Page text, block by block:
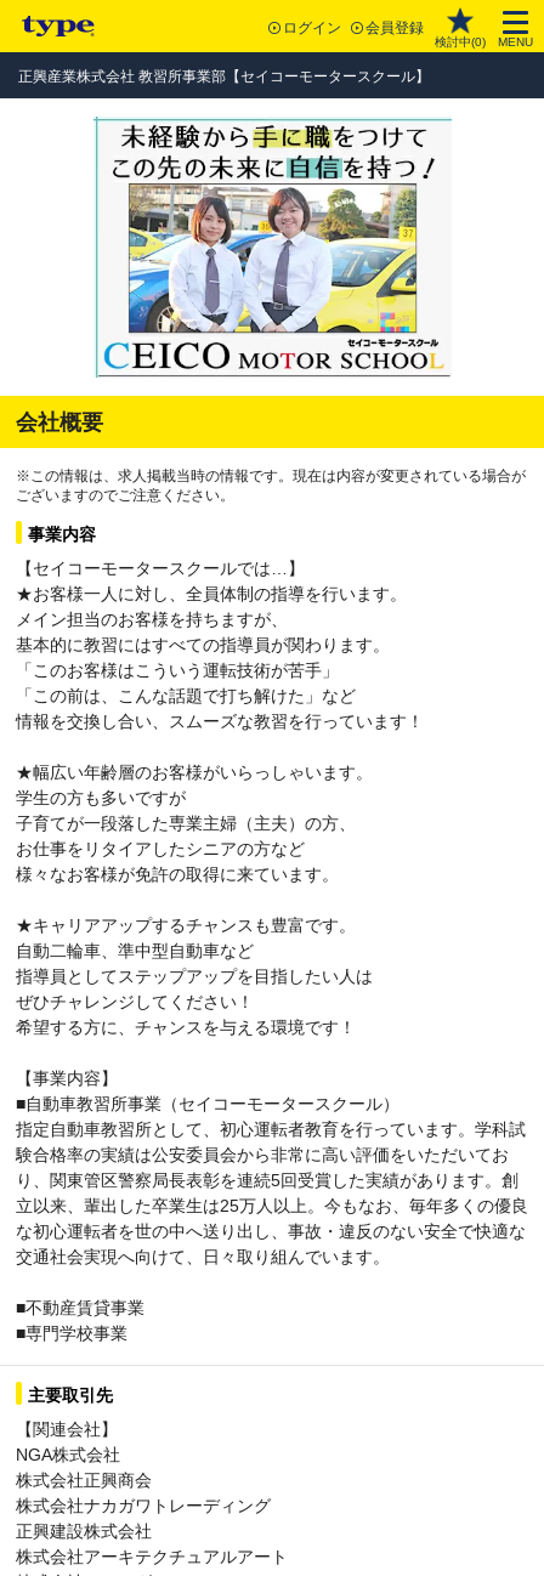
ログイン 会員登録
検討中(0) MENU
正興産業株式会社 教習所事業部【セイコーモータースクール】
会社概要
※この情報は、求人掲載当時の情報です。現在は内容が変更されている場合が
ございますのでご注意ください。
事業内容
【セイコーモータースクールでは…】
★お客様一人に対し、全員体制の指導を行います。
メイン担当のお客様を持ちますが、
基本的に教習にはすべての指導員が関わります。
「このお客様はこういう運転技術が苦手」
「この前は、こんな話題で打ち解けた」など
情報を交換し合い、スムーズな教習を行っています！
★幅広い年齢層のお客様がいらっしゃいます。
学生の方も多いですが
子育てが一段落した専業主婦（主夫）の方、
お仕事をリタイアしたシニアの方など
様々なお客様が免許の取得に来ています。
★キャリアアップするチャンスも豊富です。
自動二輪車、準中型自動車など
指導員としてステップアップを目指したい人は
ぜひチャレンジしてください！
希望する方に、チャンスを与える環境です！
【事業内容】
■自動車教習所事業（セイコーモータースクール）
指定自動車教習所として、初心運転者教育を行っています。学科試
験合格率の実績は公安委員会から非常に高い評価をいただいてお
り、関東管区警察局長表彰を連続5回受賞した実績があります。創
立以来、輩出した卒業生は25万人以上。今もなお、毎年多くの優良
な初心運転者を世の中へ送り出し、事故・違反のない安全で快適な
交通社会実現へ向けて、日々取り組んでいます。
■不動産賃貸事業
■専門学校事業
主要取引先
【関連会社】
NGA株式会社
株式会社正興商会
株式会社ナカガワトレーディング
正興建設株式会社
株式会社アーキテクチュアルアート